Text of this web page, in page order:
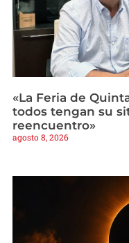
«La Feria de
todos tengan su
reencuentro»
agosto 8, 2026